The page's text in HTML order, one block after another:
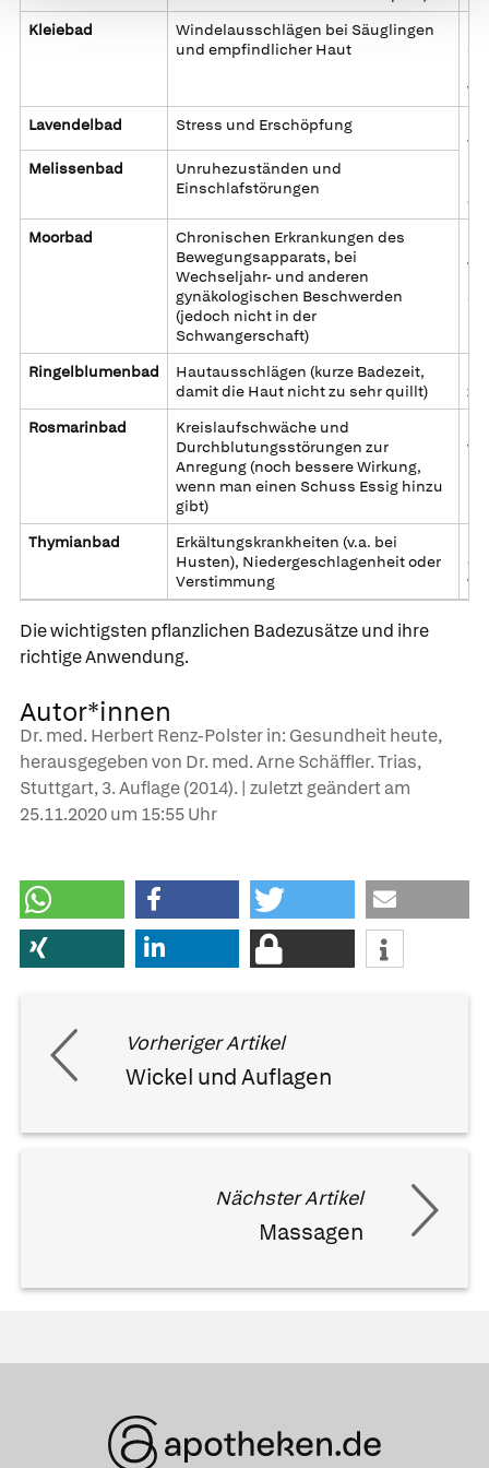
Kleiebad
Windelausschlägen bei Säuglingen
und empfindlicher Haut
Lavendelbad
Stress und Erschöpfung
Melissenbad
Unruhezuständen und
Einschlafstörungen
Moorbad
Chronischen Erkrankungen des
Bewegungsapparats, bei
Wechseljahr- und anderen
gynäkologischen Beschwerden
(jedoch nicht in der
Schwangerschaft)
Ringelblumenbad
Hautausschlägen (kurze Badezeit,
damit die Haut nicht zu sehr quillt)
Rosmarinbad
Kreislaufschwäche und
Durchblutungsstörungen zur
Anregung (noch bessere Wirkung,
wenn man einen Schuss Essig hinzu
gibt)
Thymianbad
Erkältungskrankheiten (v.a. bei
Husten), Niedergeschlagenheit oder
Verstimmung
Die wichtigsten pflanzlichen Badezusätze und ihre
richtige Anwendung.
Autor*innen
Dr. med. Herbert Renz-Polster in: Gesundheit heute,
herausgegeben von Dr. med. Arne Schäffler. Trias,
Stuttgart, 3. Auflage (2014). | zuletzt geändert am
25.11.2020um 15:55 Uhr
Vorheriger Artikel
Wickel und Auflagen
Nächster Artikel
Massagen